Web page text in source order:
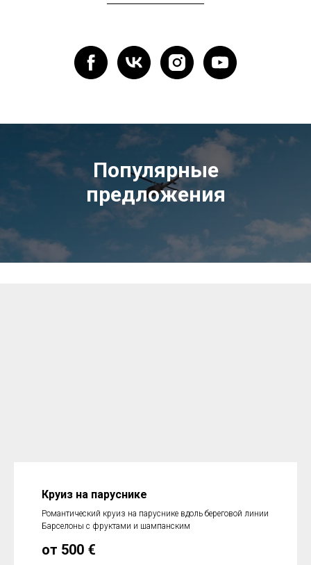
Популярные
предложения
Круиз на паруснике
Романтический круиз на паруснике вдоль береговой линии
Барселоны с фруктами и шампанским
от 500 €